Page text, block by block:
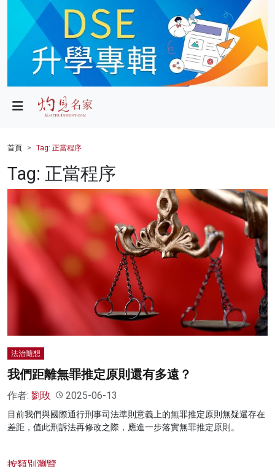
政局
財經
健康
商業
科技
影片
名家榜
灼見活動
首頁 Tag: 正當程序
Tag: 正當程序
法治隨想
我們距離無罪推定原則還有多遠？
作者: 劉玫 2025-06-13
目前我們與國際通行刑事司法準則意義上的無罪推定原則無疑還存在
差距，值此刑訴法再修改之際，應進一步落實無罪推定原則。
按類別瀏覽